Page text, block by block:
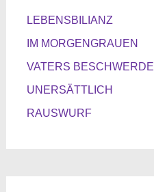
LEBENSBILIANZ
IM MORGENGRAUEN
VATERS BESCHWERDE
UNERSÄTTLICH
RAUSWURF